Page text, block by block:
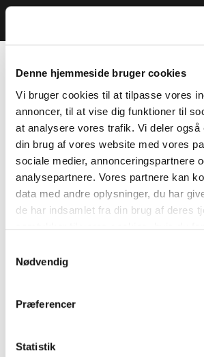
Denne hjemmeside bruger cookies
Vi bruger cookies til at tilpasse vores
annoncer, til at vise dig funktioner til
at analysere vores trafik. Vi deler også
din brug af vores website med vores
sociale medier, annonceringspartnere
analysepartnere. Vores partnere kan
data med andre oplysninger, du har
de har indsamlet fra din brug af deres
Nødvendig
Præferencer
Statistik